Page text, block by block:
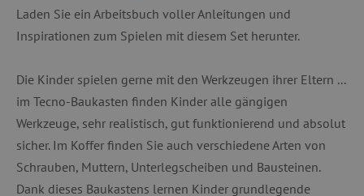
Laden Sie ein Arbeitsbuch voller Anleitungen und
Inspirationen zum Spielen mit diesem Set herunter.
Die Kinder spielen gerne mit den Werkzeugen ihrer Eltern ...
im Tecno-Baukasten finden Kinder alle gängigen
Werkzeuge, sehr realistisch, gut funktionierend und absolut
sicher. Im Koffer finden Sie auch verschiedene Arten von
Schrauben, Muttern, Unterlegscheiben und Bausteinen.
Dank dieses Baukastens lernen Kinder grundlegende